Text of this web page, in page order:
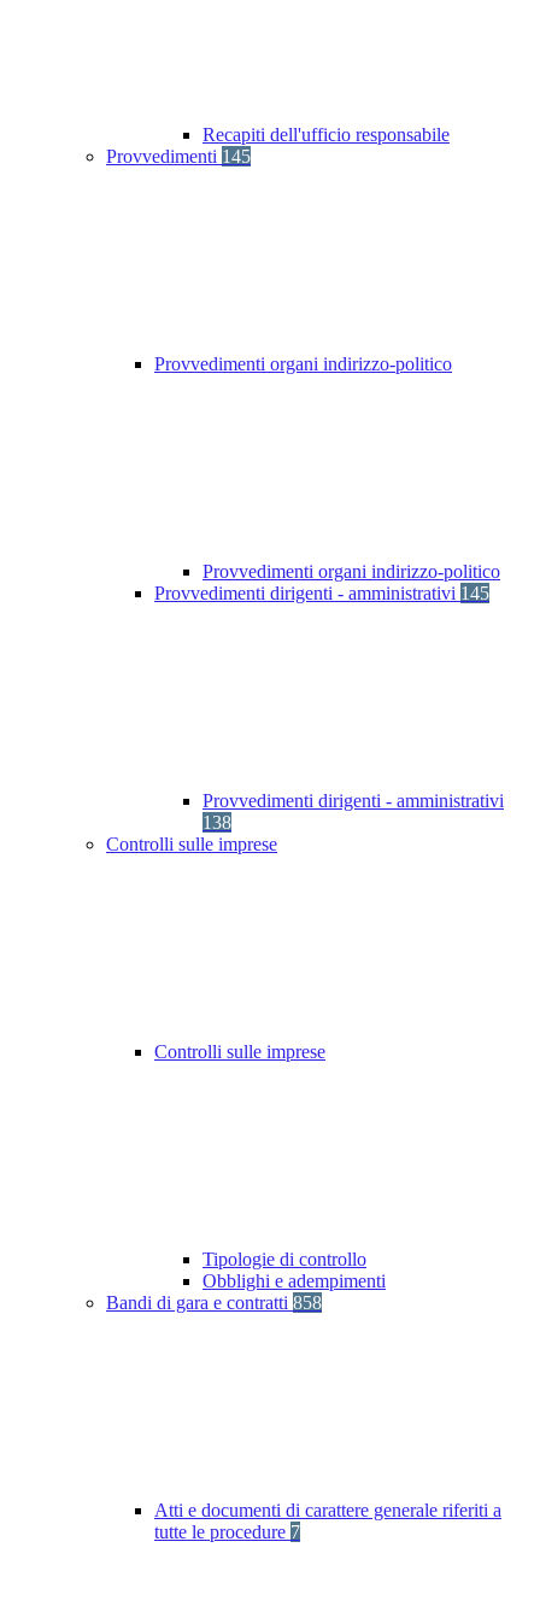
Recapiti dell'ufficio responsabile
Provvedimenti 145
Provvedimenti organi indirizzo-politico
Provvedimenti organi indirizzo-politico
Provvedimenti dirigenti - amministrativi 145
Provvedimenti dirigenti - amministrativi
138
Controlli sulle imprese
Controlli sulle imprese
Tipologie di controllo
Obblighi e adempimenti
Bandi di gara e contratti 858
Atti e documenti di carattere generale riferiti a
tutte le procedure 7